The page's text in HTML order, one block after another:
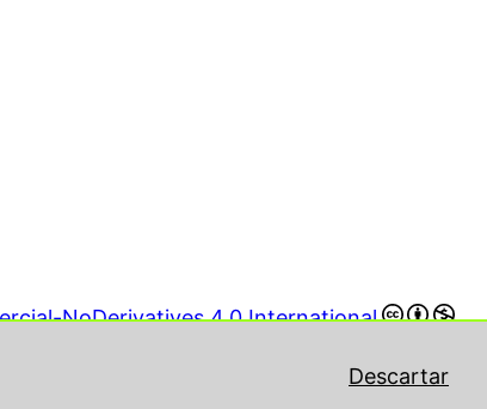
Descartar
NoDerivatives 4.0 International